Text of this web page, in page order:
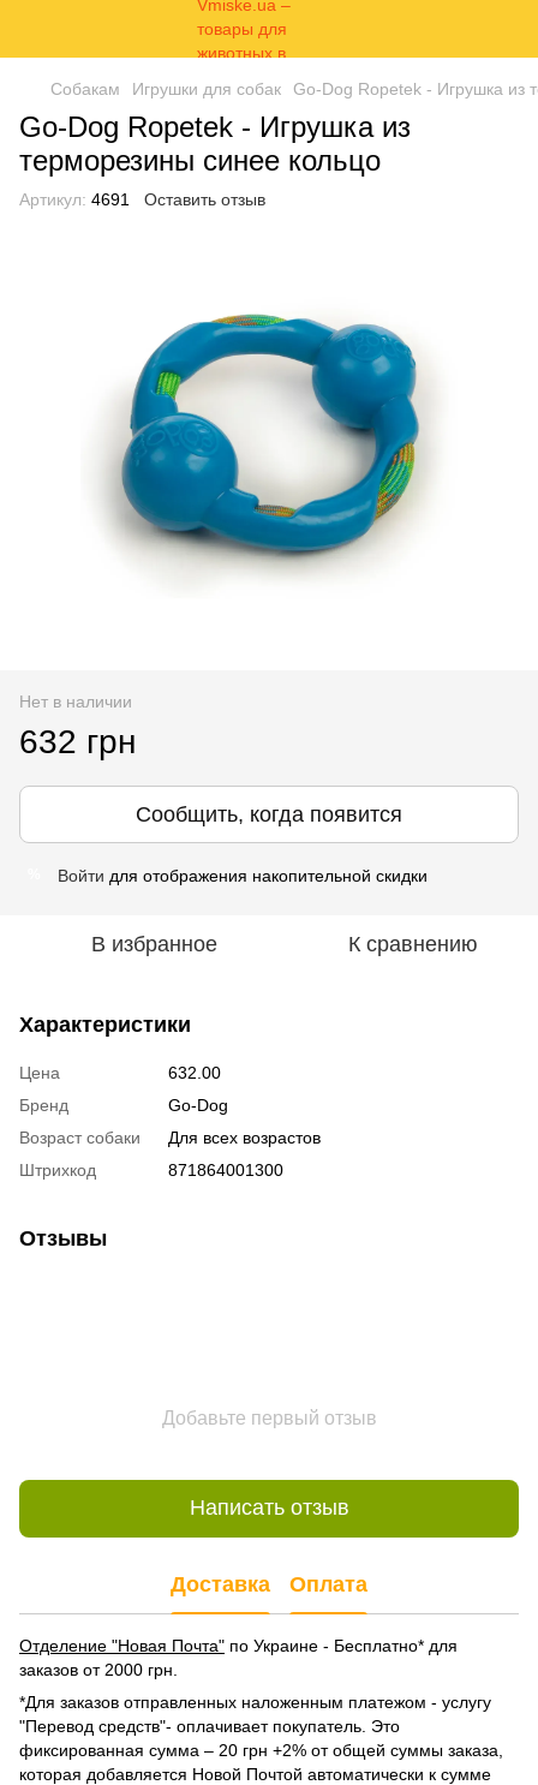
Собакам Игрушки для собак Go-Dog Ropetek - Игрушка из
Go-Dog Ropetek - Игрушка из
терморезины синее кольцо
Артикул: 4691 Оставить отзыв
Нет в наличии
632 грн
Сообщить, когда появится
Войти для отображения накопительной скидки
В избранное К сравнению
Характеристики
Цена
632.00
Бренд
Go-Dog
Возраст собаки
Для всех возрастов
Штрихкод
871864001300
Отзывы
Добавьте первый отзыв
Написать отзыв
Доставка Оплата
Отделение "Новая Почта" по Украине - Бесплатно* для
заказов от 2000 грн.
*Для заказов отправленных наложенным платежом - услугу
"Перевод средств"- оплачивает покупатель. Это
фиксированная сумма – 20 грн +2% от общей суммы заказа,
которая добавляется Новой Почтой автоматически к сумме